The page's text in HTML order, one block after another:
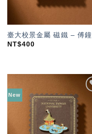
臺大校景金屬 磁鐵 – 傅鐘
NT$400
New